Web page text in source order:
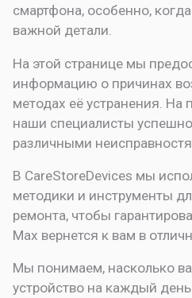
смартфона, особенно,
важной детали.
На этой странице мы
информацию о причинах
методах её устранения. На
наши специалисты
различными
В CareStoreDevices мы
методики и инструменты
ремонта, чтобы
Max вернется к вам в
Мы понимаем, насколько
устройство на каждый